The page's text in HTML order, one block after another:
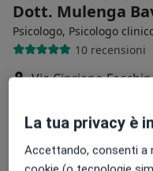
Dott. Mulenga
Psicologo, Psicologo
10 recensioni
Via Cipriano
Psicoterapia
La tua privacy è
Accettando, consenti a